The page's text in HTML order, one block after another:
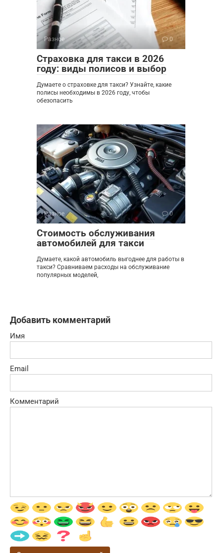
Разное 0
Страховка для такси в 2026
году: виды полисов и выбор
Думаете о страховке для такси? Узнайте, какие
полисы необходимы в 2026 году, чтобы
обезопасить
Разное 0
Стоимость обслуживания
автомобилей для такси
Думаете, какой автомобиль выгоднее для работы в
такси? Сравниваем расходы на обслуживание
популярных моделей,
Добавить комментарий
Имя
Email
Комментарий